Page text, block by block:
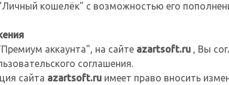
кошелёк" с возможностью его
аккаунта", на сайте azartsoft.ru , Вы
соглашения.
сайта azartsoft.ru имеет право вносить